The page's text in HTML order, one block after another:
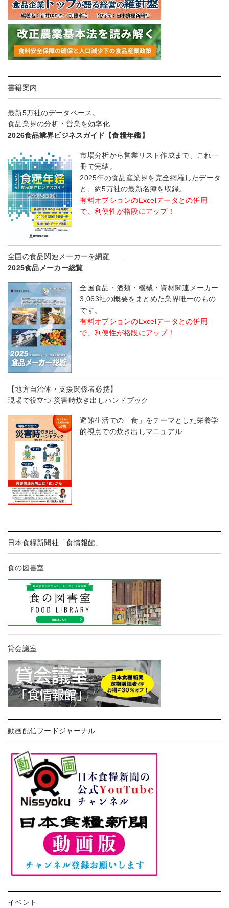
書籍案内
最新5万社のデータベース。
食品業界の分析・営業を効率化
2026食品業界ビジネスガイド【食糧年鑑】
市場分析から営業リスト作成まで、これ一
冊で完結。
2025年の食品産業界を完全網羅したデータ
と、約5万社の最新名簿を収録。
有料オプションのExcelデータとの併用
で、利便性が格段にアップ！
全国の食品関連メーカーを網羅――
2025食品メーカー総覧
全国食品・酒類・機械・資材関連メーカー
3,063社の概要をまとめた業界唯一のもの
です。
有料オプションのExcelデータとの併用
で、利便性が格段にアップ！
【地方自治体・支援関係者必携】
現場で役立つ 災害時炊き出しハンドブック
避難生活での「食」をテーマとした栄養学
的視点での炊き出しマニュアル
日本食糧新聞社「食情報館」
食の図書室
貸会議室
動画配信フードジャーナル
イベント